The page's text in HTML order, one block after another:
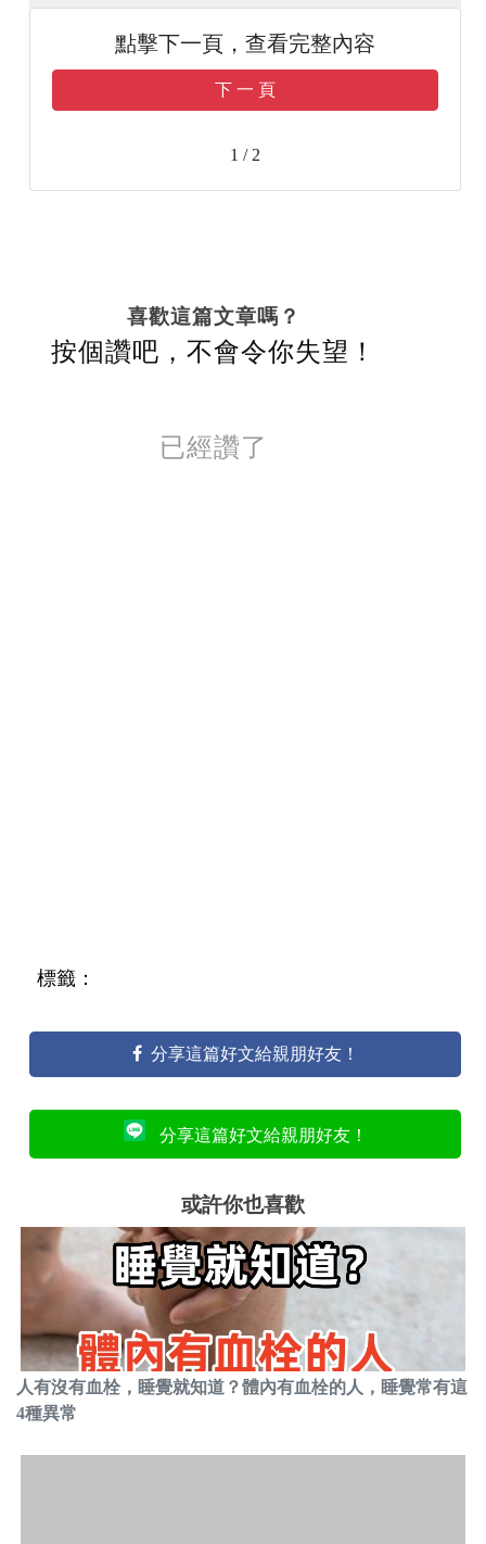
點擊下一頁，查看完整內容
下 一 頁
1 / 2
喜歡這篇文章嗎？
按個讚吧，不會令你失望！
已經讚了
標籤：
分享這篇好文給親朋好友！
分享這篇好文給親朋好友！
或許你也喜歡
人有沒有血栓，睡覺就知道？體內有血栓的人，睡覺常有這
4種異常